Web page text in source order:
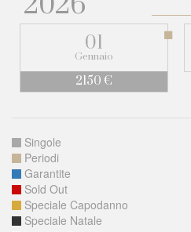
01
Gennaio
2150 €
Singole
Periodi
Garantite
Sold Out
Speciale Capodanno
Speciale Natale